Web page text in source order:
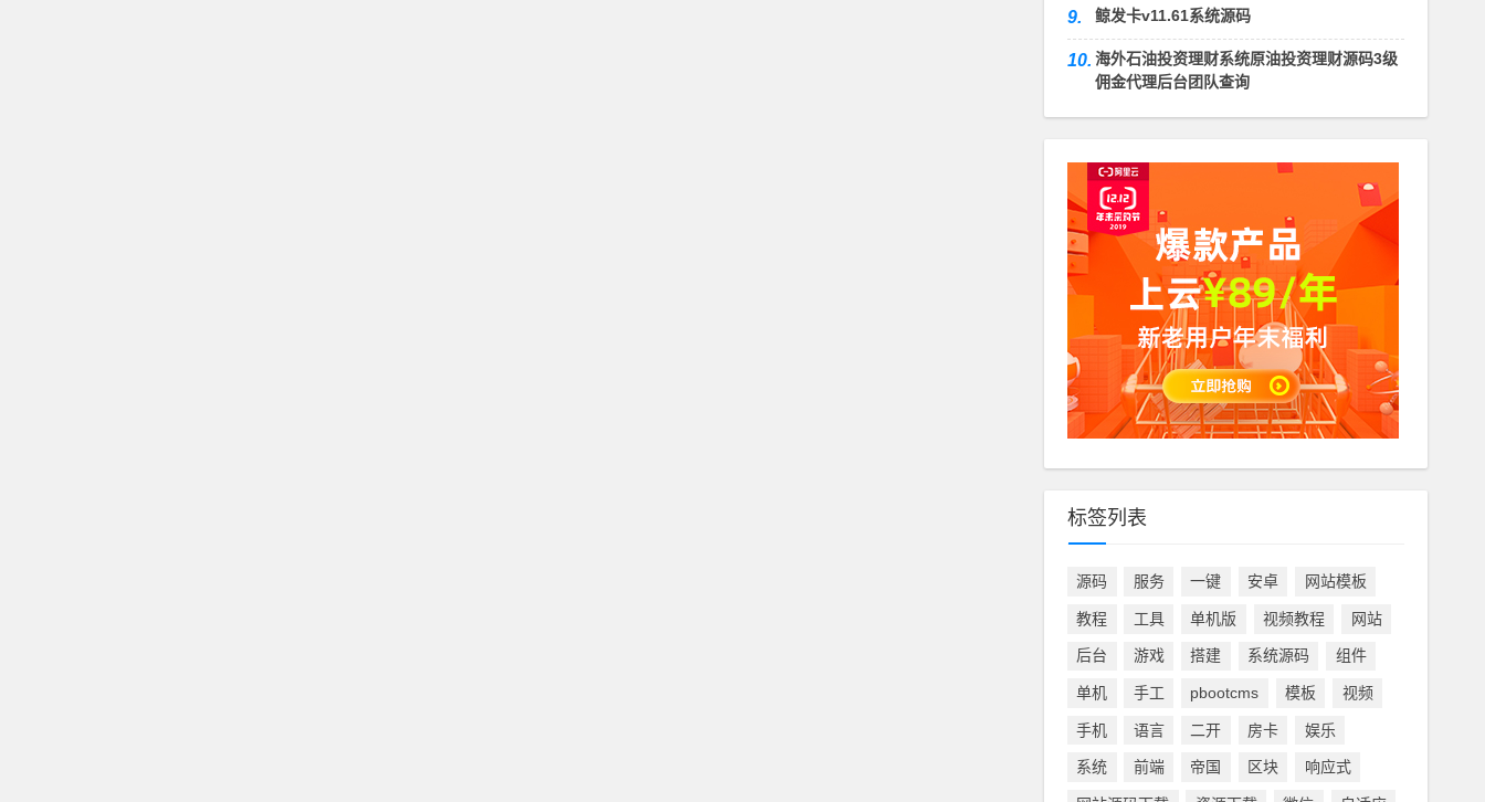
9. 鲸发卡v11.61系统源码
10. 海外石油投资理财系统原油投资理财源码3级
佣金代理后台团队查询
标签列表
源码 服务 一键 安卓 网站模板
教程 工具 单机版 视频教程 网站
后台 游戏 搭建 系统源码 组件
单机 手工 pbootcms 模板 视频
手机 语言 二开 房卡 娱乐
系统 前端 帝国 区块 响应式